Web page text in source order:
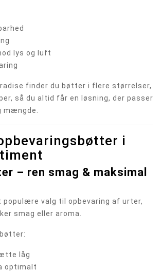
lys og luft
finder du bøtter i flere størrelser,
så du altid får en løsning, der passer
mængde.
i
– ren smag & maksimal
populære valg til opbevaring af urter,
smag eller aroma.
låg
optimalt